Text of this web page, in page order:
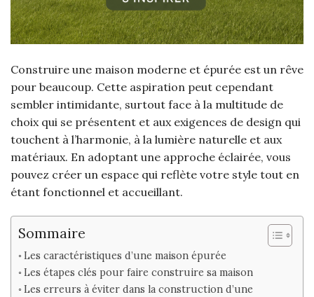
Construire une maison moderne et épurée est un rêve
pour beaucoup. Cette aspiration peut cependant
sembler intimidante, surtout face à la multitude de
choix qui se présentent et aux exigences de design qui
touchent à l’harmonie, à la lumière naturelle et aux
matériaux. En adoptant une approche éclairée, vous
pouvez créer un espace qui reflète votre style tout en
étant fonctionnel et accueillant.
Sommaire
Les caractéristiques d’une maison épurée
Les étapes clés pour faire construire sa maison
Les erreurs à éviter dans la construction d’une